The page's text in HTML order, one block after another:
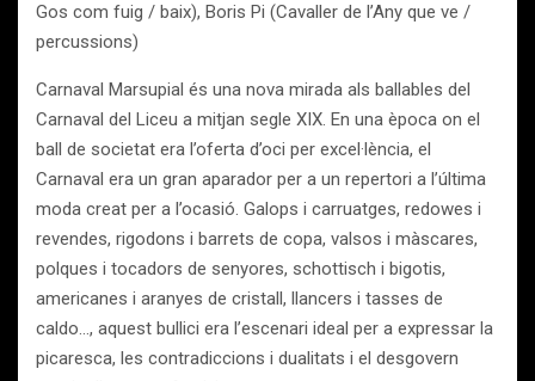
Gos com fuig / baix), Boris Pi (Cavaller de l’Any que ve /
percussions)
Carnaval Marsupial és una nova mirada als ballables del
Carnaval del Liceu a mitjan segle XIX. En una època on el
ball de societat era l’oferta d’oci per excel·lència, el
Carnaval era un gran aparador per a un repertori a l’última
moda creat per a l’ocasió. Galops i carruatges, redowes i
revendes, rigodons i barrets de copa, valsos i màscares,
polques i tocadors de senyores, schottisch i bigotis,
americanes i aranyes de cristall, llancers i tasses de
caldo…, aquest bullici era l’escenari ideal per a expressar la
picaresca, les contradiccions i dualitats i el desgovern